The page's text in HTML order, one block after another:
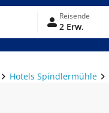
Reisende
2 Erw.
Hotels Spindlermühle